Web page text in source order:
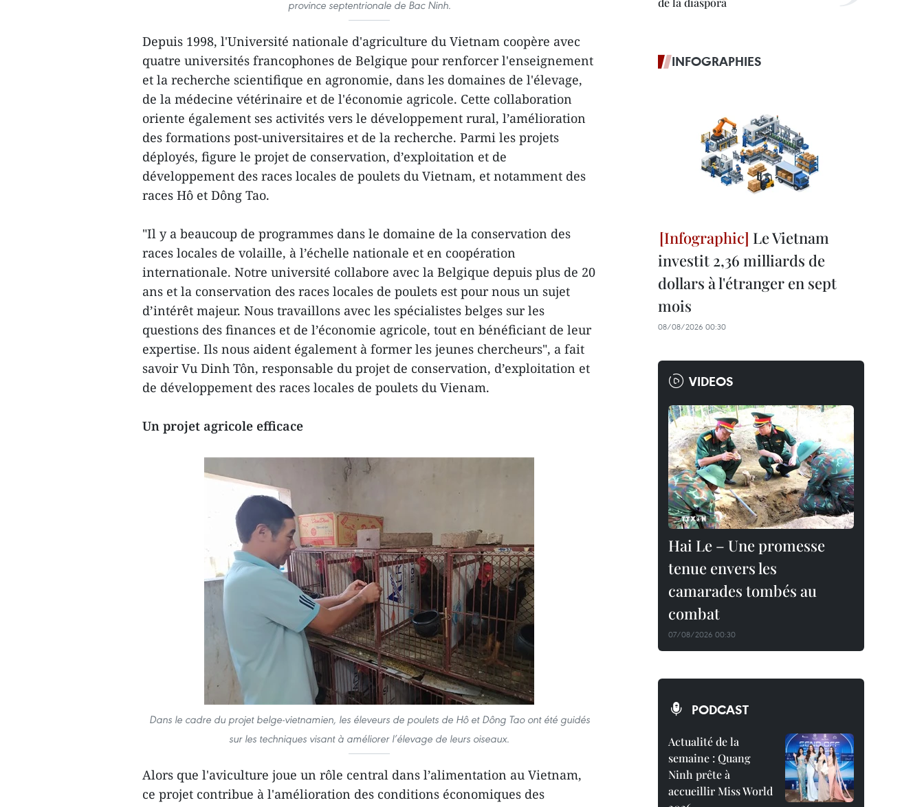
province septentrionale de Bac Ninh.
Depuis 1998, l'Université nationale d'agriculture du Vietnam coopère avec
quatre universités francophones de Belgique pour renforcer l'enseignement
et la recherche scientifique en agronomie, dans les domaines de l'élevage,
de la médecine vétérinaire et de l'économie agricole. Cette collaboration
oriente également ses activités vers le développement rural, l’amélioration
des formations post-universitaires et de la recherche. Parmi les projets
déployés, figure le projet de conservation, d’exploitation et de
développement des races locales de poulets du Vietnam, et notamment des
races Hô et Dông Tao.
"Il y a beaucoup de programmes dans le domaine de la conservation des
races locales de volaille, à l’échelle nationale et en coopération
internationale. Notre université collabore avec la Belgique depuis plus de 20
ans et la conservation des races locales de poulets est pour nous un sujet
d’intérêt majeur. Nous travaillons avec les spécialistes belges sur les
questions des finances et de l’économie agricole, tout en bénéficiant de leur
expertise. Ils nous aident également à former les jeunes chercheurs", a fait
savoir Vu Dinh Tôn, responsable du projet de conservation, d’exploitation et
de développement des races locales de poulets du Vienam.
Un projet agricole efficace
Dans le cadre du projet belge-vietnamien, les éleveurs de poulets de Hô et Dông Tao ont été guidés
sur les techniques visant à améliorer l’élevage de leurs oiseaux.
Alors que l'aviculture joue un rôle central dans l’alimentation au Vietnam,
ce projet contribue à l'amélioration des conditions économiques des
INFOGRAPHIES
Le Vietnam
investit 2,36 milliards de
dollars à l'étranger en sept
mois
08/08/2026 00:30
VIDEOS
Hai Le – Une promesse
tenue envers les
camarades tombés au
combat
07/08/2026 00:30
PODCAST
Actualité de la
semaine : Quang
Ninh prête à
accueillir Miss World